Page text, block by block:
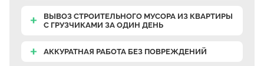
Зелёная Слобода
ВЫВОЗ СТРОИТЕЛЬНОГО МУСОРА ИЗ КВАРТИРЫ
С ГРУЗЧИКАМИ ЗА ОДИН ДЕНЬ
АККУРАТНАЯ РАБОТА БЕЗ ПОВРЕЖДЕНИЙ